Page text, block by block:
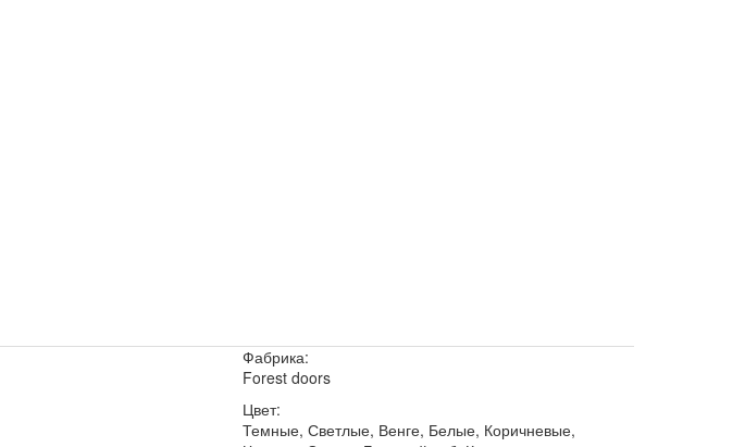
Фабрика:
Forest doors
Цвет:
Темные, Светлые, Венге, Белые, Коричневые,